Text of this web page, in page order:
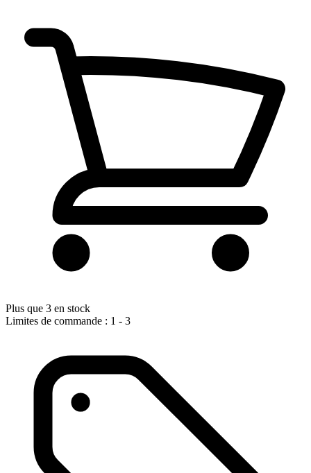
Plus que 3 en stock
Limites de commande : 1 - 3